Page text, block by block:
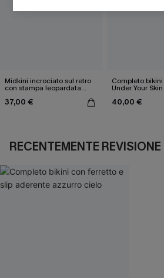
Midkini incrociato sul retro
con stampa leopardata
37,00 €
Completo
Under Your Skin
40,00 €
RECENTEMENTE REVISIONE